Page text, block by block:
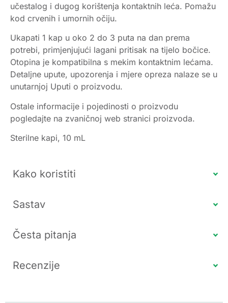
učestalog i dugog korištenja kontaktnih leća. Pomažu
kod crvenih i umornih očiju.
Ukapati 1 kap u oko 2 do 3 puta na dan prema
potrebi, primjenjujući lagani pritisak na tijelo bočice.
Otopina je kompatibilna s mekim kontaktnim lećama.
Detaljne upute, upozorenja i mjere opreza nalaze se u
unutarnjoj Uputi o proizvodu.
Ostale informacije i pojedinosti o proizvodu
pogledajte na zvaničnoj web stranici proizvoda.
Sterilne kapi, 10 mL
Kako koristiti
Sastav
Česta pitanja
Recenzije